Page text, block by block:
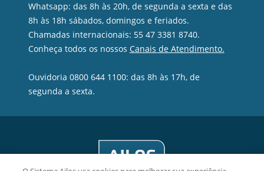
Whatsapp: das 8h às 20h, de segunda a sexta e das
8h às 18h sábados, domingos e feriados.
Chamadas internacionais: 55 47 3381 8740.
Conheça todos os nossos Canais de Atendimento.
Ouvidoria 0800 644 1100: das 8h às 17h, de
segunda a sexta.